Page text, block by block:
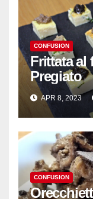
CONFUSION
Frittata al
Pregiato
APR 8, 2023
CONFUSION